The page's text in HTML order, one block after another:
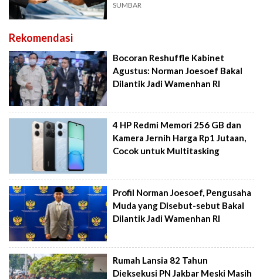
SUMBAR
Rekomendasi
Bocoran Reshuffle Kabinet
Agustus: Norman Joesoef Bakal
Dilantik Jadi Wamenhan RI
4 HP Redmi Memori 256 GB dan
Kamera Jernih Harga Rp1 Jutaan,
Cocok untuk Multitasking
Profil Norman Joesoef, Pengusaha
Muda yang Disebut-sebut Bakal
Dilantik Jadi Wamenhan RI
Rumah Lansia 82 Tahun
Dieksekusi PN Jakbar Meski Masih